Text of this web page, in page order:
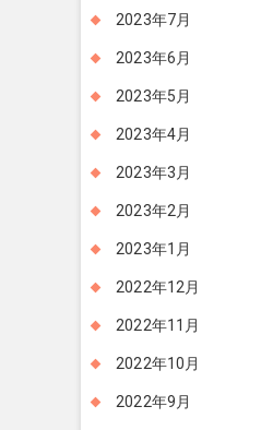
2023年7月
2023年6月
2023年5月
2023年4月
2023年3月
2023年2月
2023年1月
2022年12月
2022年11月
2022年10月
2022年9月